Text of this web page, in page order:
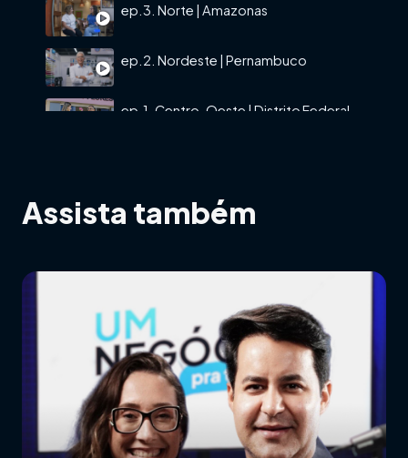
ep.3. Norte | Amazonas
ep.2. Nordeste | Pernambuco
ep.1. Centro-Oeste | Distrito Federal
Assista também